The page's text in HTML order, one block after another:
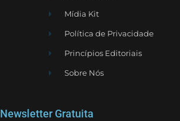
Mídia Kit
Política de Privacidade
Princípios Editoriais
Sobre Nós
Newsletter Gratuita